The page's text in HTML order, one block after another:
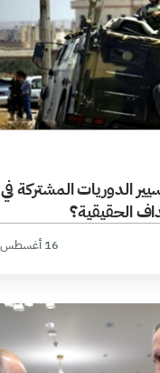
الدوريات المشتركة في
الحقيقية؟
16 أغسطس 2019